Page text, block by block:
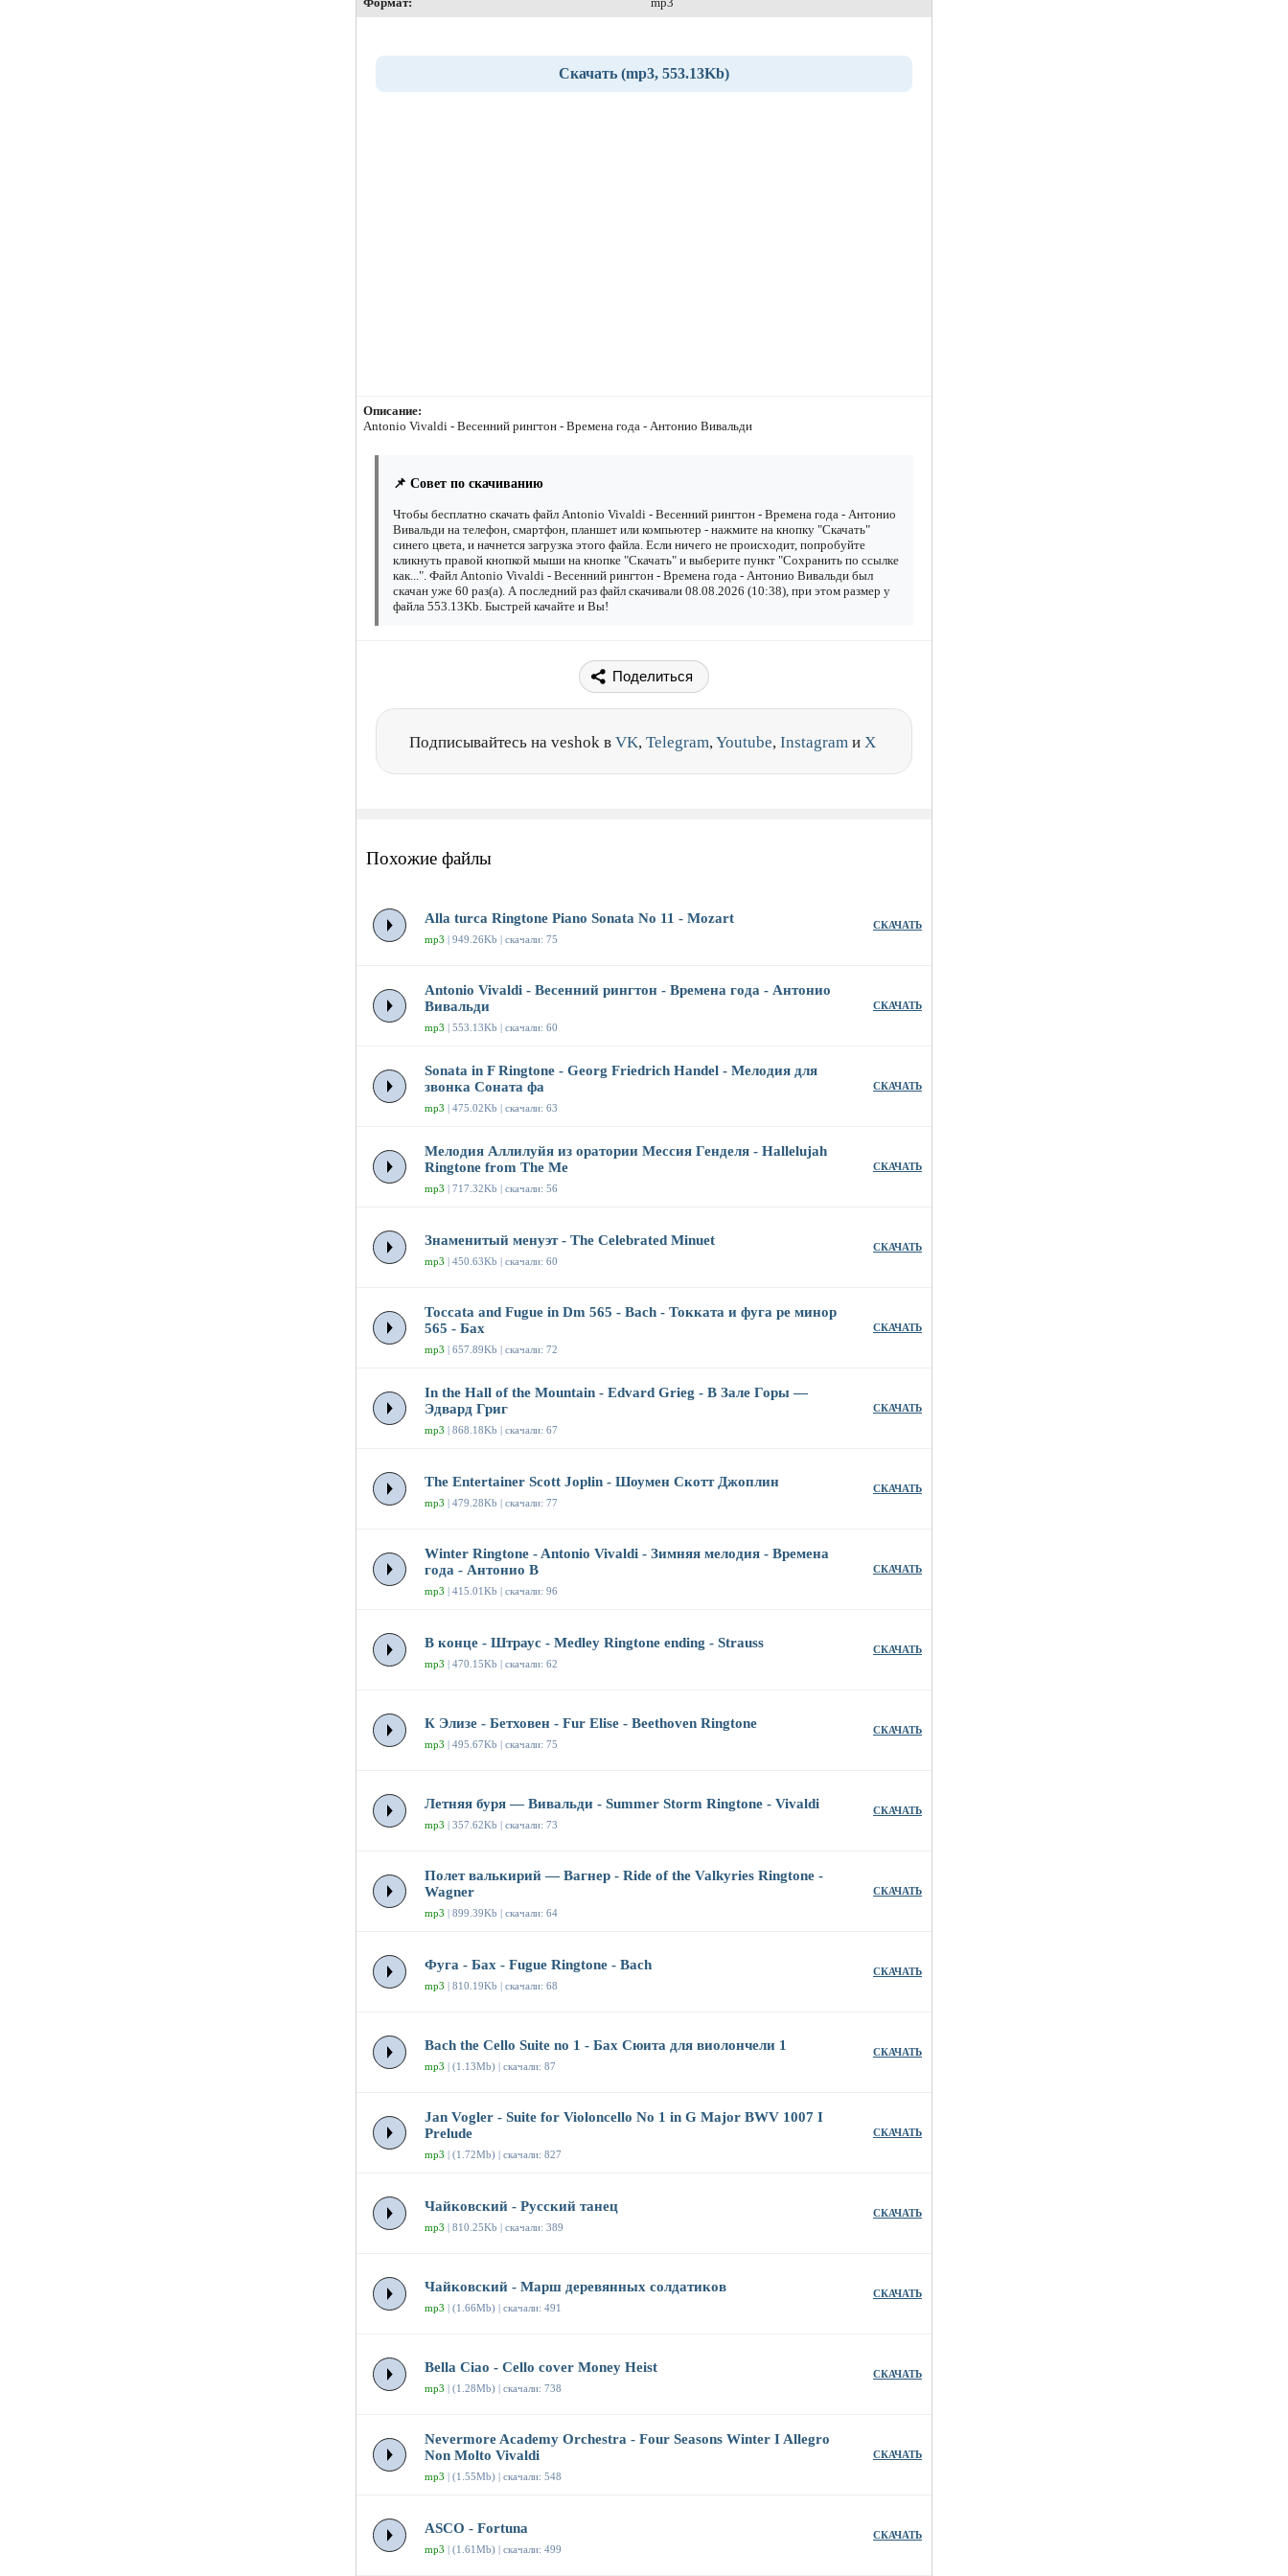
Скачать (mp3, 553.13Kb)
Описание:
Antonio Vivaldi - Весенний рингтон - Времена года - Антонио Вивальди
📌 Совет по скачиванию
Чтобы бесплатно скачать файл Antonio Vivaldi - Весенний рингтон - Времена года - Антонио
Вивальди на телефон, смартфон, планшет или компьютер - нажмите на кнопку "Скачать"
синего цвета, и начнется загрузка этого файла. Если ничего не происходит, попробуйте
кликнуть правой кнопкой мыши на кнопке "Скачать" и выберите пункт "Сохранить по ссылке
как...". Файл Antonio Vivaldi - Весенний рингтон - Времена года - Антонио Вивальди был
скачан уже 60 раз(а). А последний раз файл скачивали 08.08.2026 (10:38), при этом размер у
файла 553.13Kb. Быстрей качайте и Вы!
Поделиться
Подписывайтесь на veshok в VK, Telegram,Youtube, Instagram и X
Похожие файлы
Alla turca Ringtone Piano Sonata No 11 - Mozart
mp3 | 949.26Kb | скачали: 75
СКАЧАТЬ
Antonio Vivaldi - Весенний рингтон - Времена года - Антонио
Вивальди
mp3 | 553.13Kb | скачали: 60
СКАЧАТЬ
Sonata in F Ringtone - Georg Friedrich Handel - Мелодия для
звонка Соната фа
mp3 | 475.02Kb | скачали: 63
СКАЧАТЬ
Мелодия Аллилуйя из оратории Мессия Генделя - Hallelujah
Ringtone from The Me
mp3 | 717.32Kb | скачали: 56
СКАЧАТЬ
Знаменитый менуэт - The Celebrated Minuet
mp3 | 450.63Kb | скачали: 60
СКАЧАТЬ
Toccata and Fugue in Dm 565 - Bach - Токката и фуга ре минор
565 - Бах
mp3 | 657.89Kb | скачали: 72
СКАЧАТЬ
In the Hall of the Mountain - Edvard Grieg - В Зале Горы —
Эдвард Григ
mp3 | 868.18Kb | скачали: 67
СКАЧАТЬ
The Entertainer Scott Joplin - Шоумен Скотт Джоплин
mp3 | 479.28Kb | скачали: 77
СКАЧАТЬ
Winter Ringtone - Antonio Vivaldi - Зимняя мелодия - Времена
года - Антонио В
mp3 | 415.01Kb | скачали: 96
СКАЧАТЬ
В конце - Штраус - Medley Ringtone ending - Strauss
mp3 | 470.15Kb | скачали: 62
СКАЧАТЬ
К Элизе - Бетховен - Fur Elise - Beethoven Ringtone
mp3 | 495.67Kb | скачали: 75
СКАЧАТЬ
Летняя буря — Вивальди - Summer Storm Ringtone - Vivaldi
mp3 | 357.62Kb | скачали: 73
СКАЧАТЬ
Полет валькирий — Вагнер - Ride of the Valkyries Ringtone -
Wagner
mp3 | 899.39Kb | скачали: 64
СКАЧАТЬ
Фуга - Бах - Fugue Ringtone - Bach
mp3 | 810.19Kb | скачали: 68
СКАЧАТЬ
Bach the Cello Suite no 1 - Бах Сюита для виолончели 1
mp3 | (1.13Mb) | скачали: 87
СКАЧАТЬ
Jan Vogler - Suite for Violoncello No 1 in G Major BWV 1007 I
Prelude
mp3 | (1.72Mb) | скачали: 827
СКАЧАТЬ
Чайковский - Русский танец
mp3 | 810.25Kb | скачали: 389
СКАЧАТЬ
Чайковский - Марш деревянных солдатиков
mp3 | (1.66Mb) | скачали: 491
СКАЧАТЬ
Bella Ciao - Cello cover Money Heist
mp3 | (1.28Mb) | скачали: 738
СКАЧАТЬ
Nevermore Academy Orchestra - Four Seasons Winter I Allegro
Non Molto Vivaldi
mp3 | (1.55Mb) | скачали: 548
СКАЧАТЬ
ASCO - Fortuna
mp3 | (1.61Mb) | скачали: 499
СКАЧАТЬ